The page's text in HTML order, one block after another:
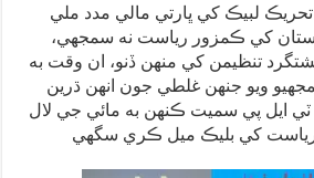
لبيڪ کي ڀارتي مالي مدد ملي
کي ڪمزور رياست نه سمجهي،
تنظيمن کي منهن ڏنو، ان وقت به
ويو جنهن غلطي جون انهن ڌرين
ايل پي سميت ڪنهن به مائي جي لال